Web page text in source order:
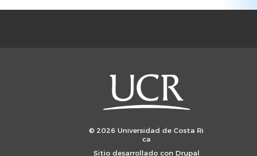
© 2026 Universidad de Costa Ri
ca
Sitio desarrollado con Drupal